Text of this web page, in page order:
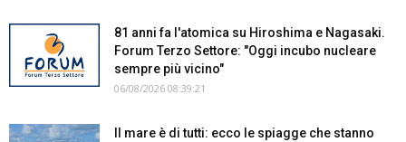
81 anni fa l'atomica su Hiroshima e Nagasaki.
Forum Terzo Settore: "Oggi incubo nucleare
sempre più vicino"
06/08/2026 08:39:21
Il mare è di tutti: ecco le spiagge che stanno